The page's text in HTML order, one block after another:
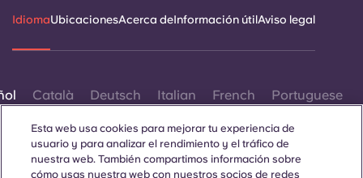
IdiomaUbicacionesAcerca deInformación útilAviso legal
Català Deutsch Italian French Portuguese
Esta web usa cookies para mejorar tu experiencia de
usuario y para analizar el rendimiento y el tráfico de
nuestra web. También compartimos información sobre
cómo usas nuestra web con nuestros socios de redes